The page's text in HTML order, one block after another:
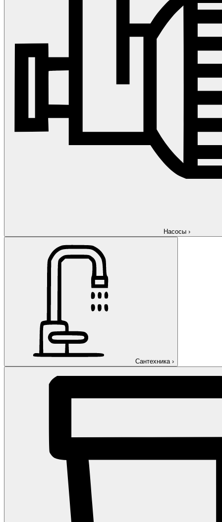
Насосы ›
Сантехника ›